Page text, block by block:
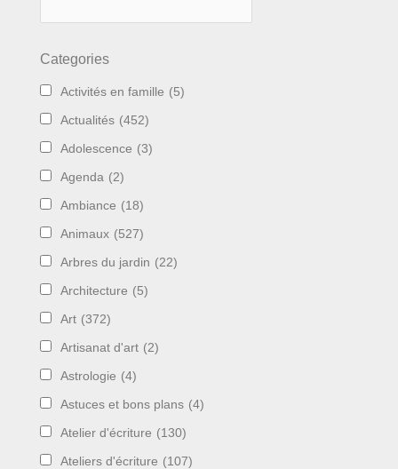
Categories
Activités en famille (5)
Actualités (452)
Adolescence (3)
Agenda (2)
Ambiance (18)
Animaux (527)
Arbres du jardin (22)
Architecture (5)
Art (372)
Artisanat d'art (2)
Astrologie (4)
Astuces et bons plans (4)
Atelier d'écriture (130)
Ateliers d'écriture (107)